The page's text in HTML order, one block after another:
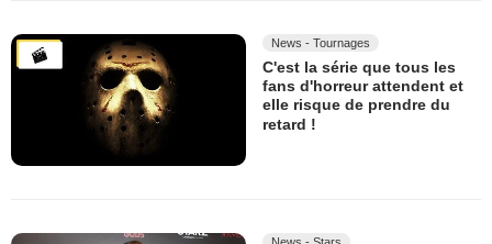
News - Tournages
C'est la série que tous les
fans d'horreur attendent et
elle risque de prendre du
retard !